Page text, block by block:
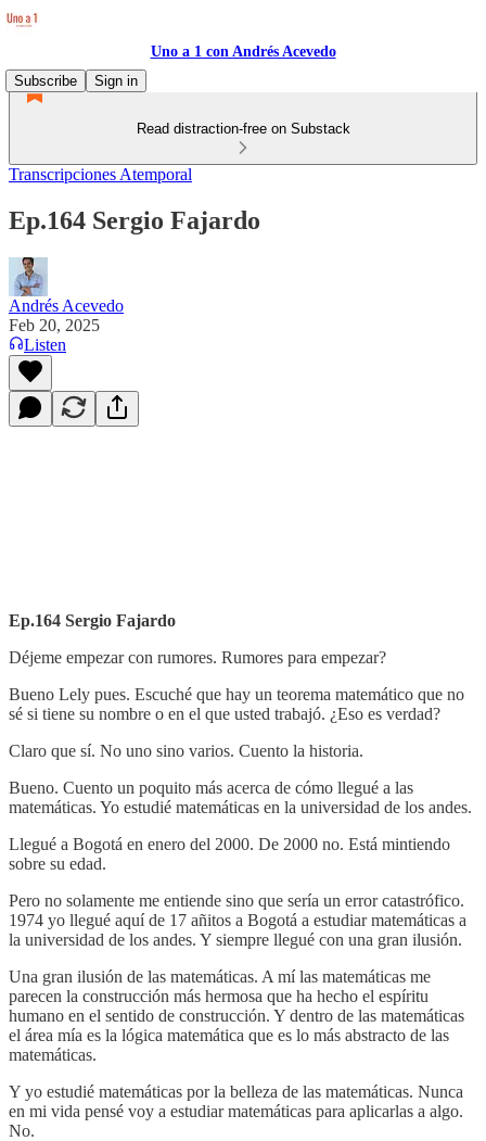
Uno a 1 con Andrés Acevedo
Subscribe
Sign in
Read distraction-free on Substack
Transcripciones Atemporal
Ep.164 Sergio Fajardo
Andrés Acevedo
Feb 20, 2025
Listen
Ep.164 Sergio Fajardo
Déjeme empezar con rumores. Rumores para empezar?
Bueno Lely pues. Escuché que hay un teorema matemático que no
sé si tiene su nombre o en el que usted trabajó. ¿Eso es verdad?
Claro que sí. No uno sino varios. Cuento la historia.
Bueno. Cuento un poquito más acerca de cómo llegué a las
matemáticas. Yo estudié matemáticas en la universidad de los andes.
Llegué a Bogotá en enero del 2000. De 2000 no. Está mintiendo
sobre su edad.
Pero no solamente me entiende sino que sería un error catastrófico.
1974 yo llegué aquí de 17 añitos a Bogotá a estudiar matemáticas a
la universidad de los andes. Y siempre llegué con una gran ilusión.
Una gran ilusión de las matemáticas. A mí las matemáticas me
parecen la construcción más hermosa que ha hecho el espíritu
humano en el sentido de construcción. Y dentro de las matemáticas
el área mía es la lógica matemática que es lo más abstracto de las
matemáticas.
Y yo estudié matemáticas por la belleza de las matemáticas. Nunca
en mi vida pensé voy a estudiar matemáticas para aplicarlas a algo.
No.